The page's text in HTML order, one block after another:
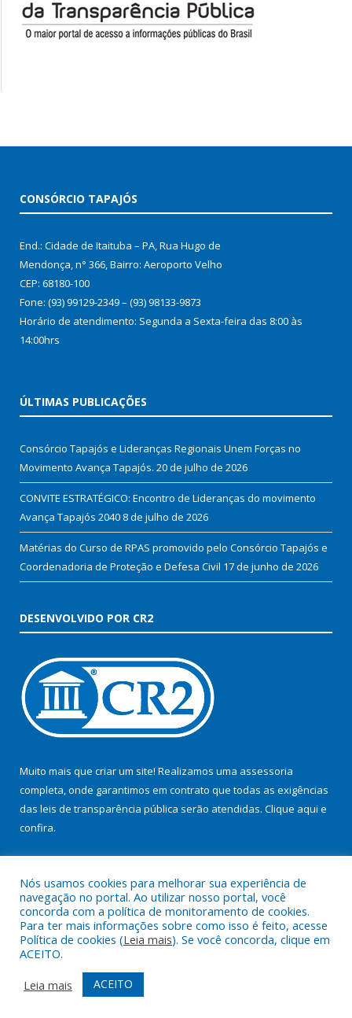
CONSÓRCIO TAPAJÓS
End.: Cidade de Itaituba – PA, Rua Hugo de
Mendonça, n° 366, Bairro: Aeroporto Velho
CEP: 68180-100
Fone: (93) 99129-2349 – (93) 98133-9873
Horário de atendimento: Segunda a Sexta-feira das 8:00 às
14:00hrs
ÚLTIMAS PUBLICAÇÕES
Consórcio Tapajós e Lideranças Regionais Unem Forças no
Movimento Avança Tapajós. 20 de julho de 2026
CONVITE ESTRATÉGICO: Encontro de Lideranças do movimento
Avança Tapajós 2040 8 de julho de 2026
Matérias do Curso de RPAS promovido pelo Consórcio Tapajós e
Coordenadoria de Proteção e Defesa Civil 17 de junho de 2026
DESENVOLVIDO POR CR2
Muito mais que criar um site! Realizamos uma assessoria
completa, onde garantimos em contrato que todas as exigências
das leis de transparência pública serão atendidas. Clique aqui e
confira.
Todos os direitos reservados ao Consórcio Tapajós.
Mapa do Site
Acessar Área Administrativa
Acessar Webmail
Nós usamos cookies para melhorar sua experiência de
navegação no portal. Ao utilizar nosso portal, você
concorda com a política de monitoramento de cookies.
Para ter mais informações sobre como isso é feito, acesse
Política de cookies (Leia mais). Se você concorda, clique em
ACEITO.
Leia mais
ACEITO